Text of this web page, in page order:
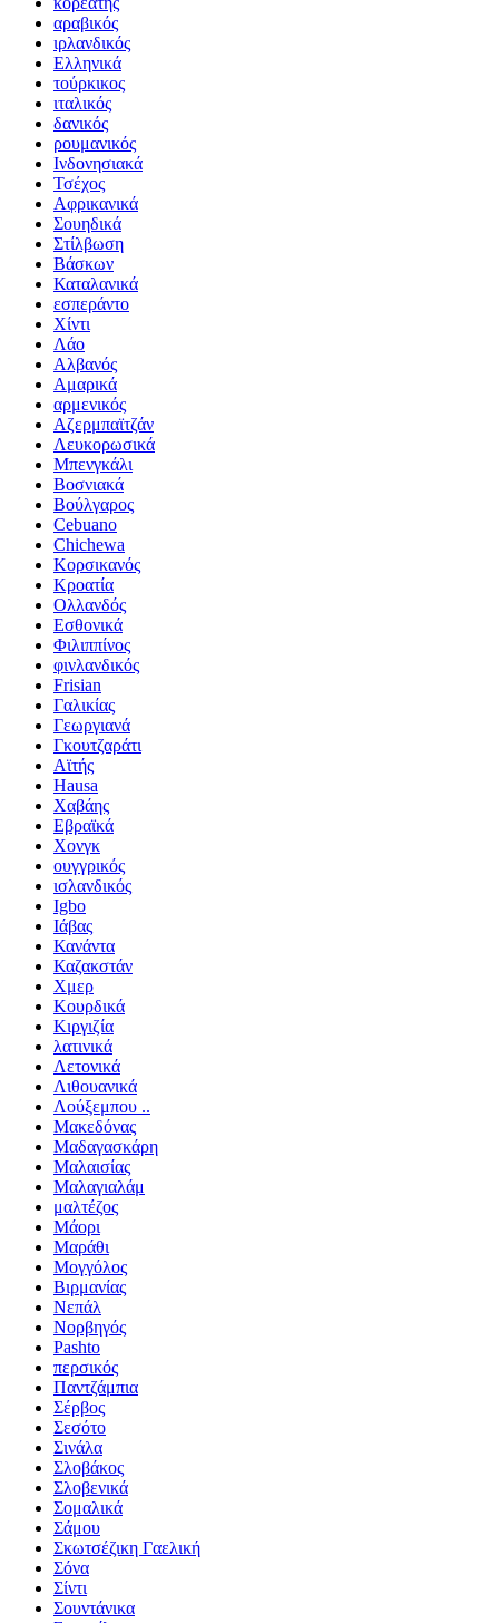
αραβικός
ιρλανδικός
Ελληνικά
τούρκικος
ιταλικός
δανικός
ρουμανικός
Ινδονησιακά
Τσέχος
Αφρικανικά
Σουηδικά
Στίλβωση
Βάσκων
Καταλανικά
εσπεράντο
Χίντι
Λάο
Αλβανός
Αμαρικά
αρμενικός
Αζερμπαϊτζάν
Λευκορωσικά
Μπενγκάλι
Βοσνιακά
Βούλγαρος
Cebuano
Chichewa
Κορσικανός
Κροατία
Ολλανδός
Εσθονικά
Φιλιππίνος
φινλανδικός
Frisian
Γαλικίας
Γεωργιανά
Γκουτζαράτι
Αϊτής
Hausa
Χαβάης
Εβραϊκά
Χονγκ
ουγγρικός
ισλανδικός
Igbo
Ιάβας
Κανάντα
Καζακστάν
Χμερ
Κουρδικά
Κιργιζία
λατινικά
Λετονικά
Λιθουανικά
Λούξεμπου ..
Μακεδόνας
Μαδαγασκάρη
Μαλαισίας
Μαλαγιαλάμ
μαλτέζος
Μάορι
Μαράθι
Μογγόλος
Βιρμανίας
Νεπάλ
Νορβηγός
Pashto
περσικός
Παντζάμπια
Σέρβος
Σεσότο
Σινάλα
Σλοβάκος
Σλοβενικά
Σομαλικά
Σάμου
Σκωτσέζικη Γαελική
Σόνα
Σίντι
Σουντάνικα